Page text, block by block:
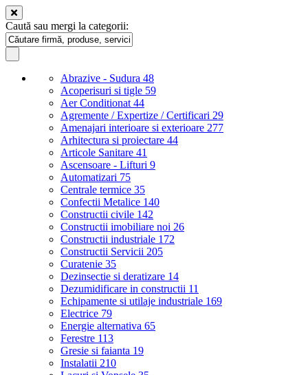
Caută sau mergi la categorii:
Abrazive - Sudura 48
Acoperisuri si tigle 59
Aer Conditionat 44
Agremente / Expertize / Certificari 29
Amenajari interioare si exterioare 277
Arhitectura si proiectare 44
Articole Sanitare 41
Ascensoare - Lifturi 9
Automatizari 75
Centrale termice 35
Confectii Metalice 140
Constructii civile 142
Constructii imobiliare noi 26
Constructii industriale 172
Constructii Servicii 205
Curatenie 35
Dezinsectie si deratizare 14
Dezumidificare in constructii 11
Echipamente si utilaje industriale 169
Electrice 79
Energie alternativa 65
Ferestre 113
Gresie si faianta 19
Instalatii 210